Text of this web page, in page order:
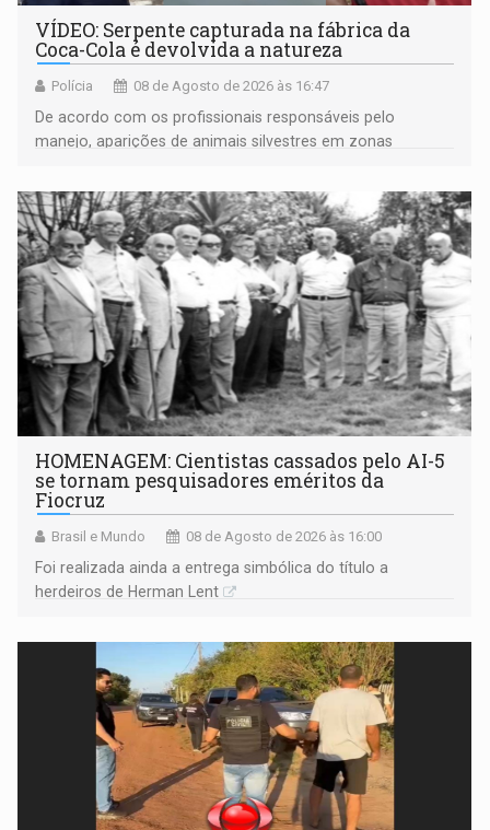
VÍDEO: Serpente capturada na fábrica da
Coca-Cola é devolvida a natureza
Polícia 08 de Agosto de 2026 às 16:47
De acordo com os profissionais responsáveis pelo
manejo, aparições de animais silvestres em zonas
HOMENAGEM: Cientistas cassados pelo AI-5
se tornam pesquisadores eméritos da
Fiocruz
Brasil e Mundo 08 de Agosto de 2026 às 16:00
Foi realizada ainda a entrega simbólica do título a
herdeiros de Herman Lent